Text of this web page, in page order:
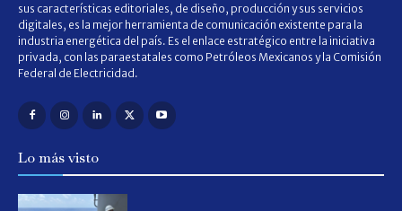
sus características editoriales, de diseño, producción y sus servicios
digitales, es la mejor herramienta de comunicación existente para la
industria energética del país. Es el enlace estratégico entre la iniciativa
privada, con las paraestatales como Petróleos Mexicanos y la Comisión
Federal de Electricidad.
Lo más visto